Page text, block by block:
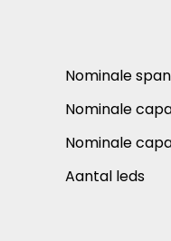
Nominale
Nominale
Nominale
Aantal leds